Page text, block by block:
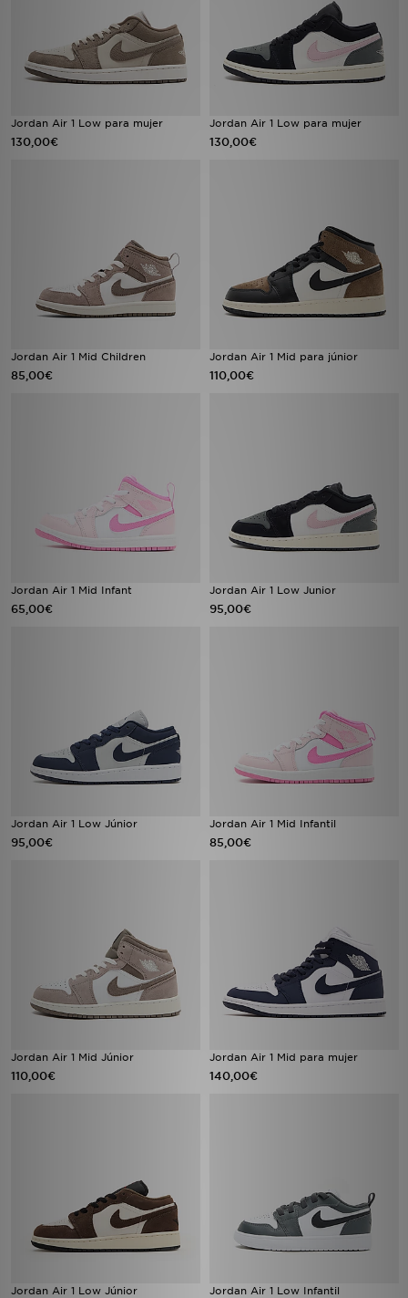
Jordan Air 1 Low para mujer
130,00€
Jordan Air 1 Low para mujer
130,00€
Jordan Air 1 Mid Children
85,00€
Jordan Air 1 Mid para júnior
110,00€
Jordan Air 1 Mid Infant
65,00€
Jordan Air 1 Low Junior
95,00€
Jordan Air 1 Low Júnior
95,00€
Jordan Air 1 Mid Infantil
85,00€
Jordan Air 1 Mid Júnior
110,00€
Jordan Air 1 Mid para mujer
140,00€
Jordan Air 1 Low Júnior Jordan Air 1 Low Infantil